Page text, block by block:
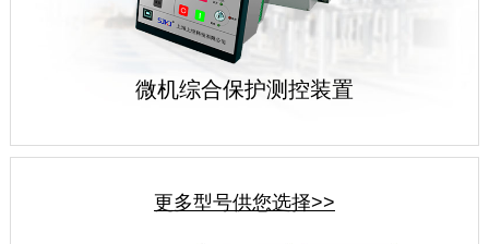
微机综合保护测控装置
更多型号供您选择>>